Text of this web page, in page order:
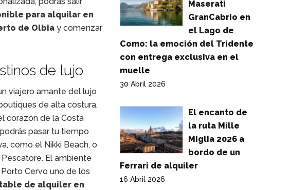
para alquilar en
de Olbia y comenzar
de lujo
viajero amante del lujo
de alta costura,
corazón de la Costa
pasar tu tiempo
como el Nikki Beach, o
El ambiente
Cervo uno de los
de alquiler en
Maserati
GranCabrio en
el Lago de
Como: la emoción del Tridente
con entrega exclusiva en el
muelle
30 Abril 2026
El encanto de
la ruta Mille
Miglia 2026 a
bordo de un
Ferrari de alquiler
16 Abril 2026